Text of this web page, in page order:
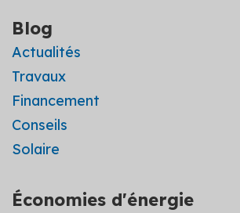
Blog
Actualités
Travaux
Financement
Conseils
Solaire
Économies d'énergie